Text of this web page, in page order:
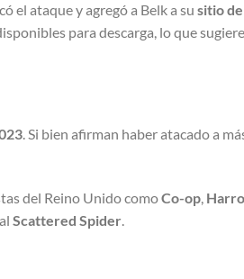
el ataque y agregó a Belk a su sitio de
para descarga, lo que
. Si bien afirman haber atacado a
del Reino Unido comoCo-op
Scattered Spider